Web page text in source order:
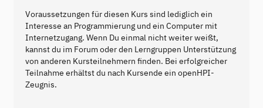
Voraussetzungen für diesen Kurs sind lediglich ein
Interesse an Programmierung und ein Computer mit
Internetzugang. Wenn Du einmal nicht weiter weißt,
kannst du im Forum oder den Lerngruppen Unterstützung
von anderen Kursteilnehmern finden. Bei erfolgreicher
Teilnahme erhältst du nach Kursende ein openHPI-
Zeugnis.